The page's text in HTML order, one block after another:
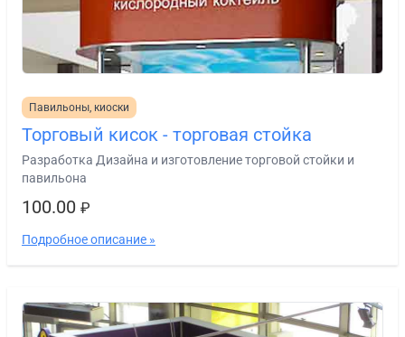
Павильоны, киоски
Торговый кисок - торговая стойка
Разработка Дизайна и изготовление торговой стойки и
павильона
100.00 ₽
Подробное описание »